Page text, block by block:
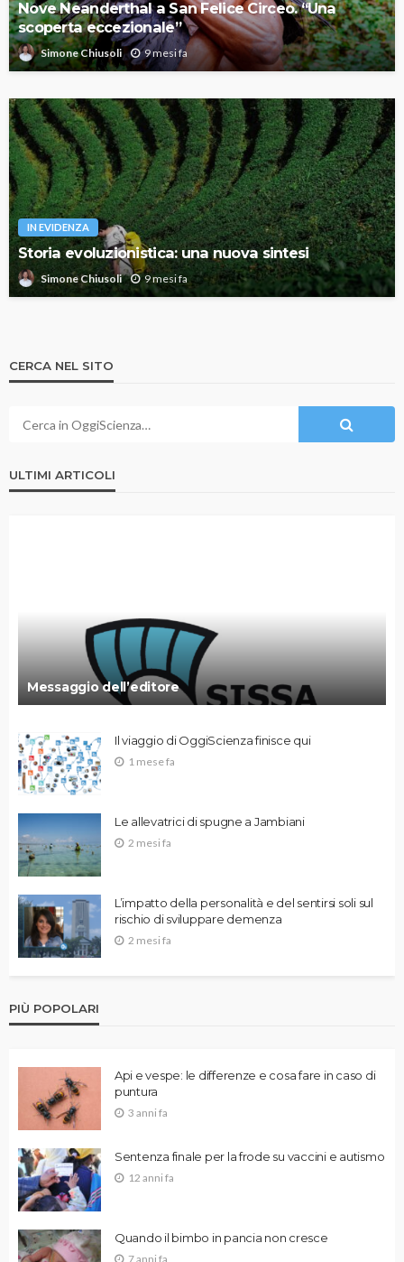
Nove Neanderthal a San Felice Circeo. “Una
scoperta eccezionale”
Simone Chiusoli 9 mesi fa
IN EVIDENZA
Storia evoluzionistica: una nuova sintesi
Simone Chiusoli 9 mesi fa
CERCA NEL SITO
ULTIMI ARTICOLI
Messaggio dell’editore
Il viaggio di OggiScienza finisce qui
1 mese fa
Le allevatrici di spugne a Jambiani
2 mesi fa
L’impatto della personalità e del sentirsi soli sul
rischio di sviluppare demenza
2 mesi fa
PIÙ POPOLARI
Api e vespe: le differenze e cosa fare in caso di
puntura
3 anni fa
Sentenza finale per la frode su vaccini e autismo
12 anni fa
Quando il bimbo in pancia non cresce
7 anni fa